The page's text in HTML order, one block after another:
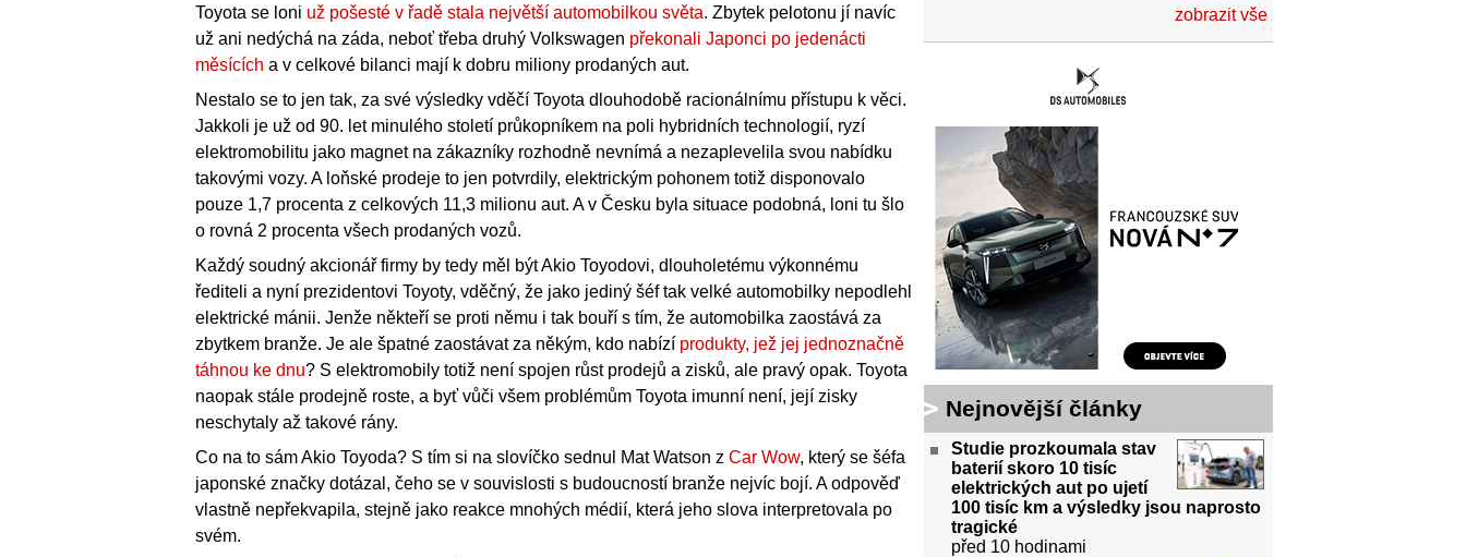
Toyota se loni už pošesté v řadě stala největší automobilkou světa. Zbytek pelotonu jí navíc
už ani nedýchá na záda, neboť třeba druhý Volkswagen překonali Japonci po jedenácti
měsících a v celkové bilanci mají k dobru miliony prodaných aut.
Nestalo se to jen tak, za své výsledky vděčí Toyota dlouhodobě racionálnímu přístupu k věci.
Jakkoli je už od 90. let minulého století průkopníkem na poli hybridních technologií, ryzí
elektromobilitu jako magnet na zákazníky rozhodně nevnímá a nezaplevelila svou nabídku
takovými vozy. A loňské prodeje to jen potvrdily, elektrickým pohonem totiž disponovalo
pouze 1,7 procenta z celkových 11,3 milionu aut. A v Česku byla situace podobná, loni tu šlo
o rovná 2 procenta všech prodaných vozů.
Každý soudný akcionář firmy by tedy měl být Akio Toyodovi, dlouholetému výkonnému
řediteli a nyní prezidentovi Toyoty, vděčný, že jako jediný šéf tak velké automobilky nepodlehl
elektrické mánii. Jenže někteří se proti němu i tak bouří s tím, že automobilka zaostává za
zbytkem branže. Je ale špatné zaostávat za někým, kdo nabízí produkty, jež jej jednoznačně
táhnou ke dnu? S elektromobily totiž není spojen růst prodejů a zisků, ale pravý opak. Toyota
naopak stále prodejně roste, a byť vůči všem problémům Toyota imunní není, její zisky
neschytaly až takové rány.
Co na to sám Akio Toyoda? S tím si na slovíčko sednul Mat Watson z Car Wow, který se šéfa
japonské značky dotázal, čeho se v souvislosti s budoucností branže nejvíc bojí. A odpověď
vlastně nepřekvapila, stejně jako reakce mnohých médií, která jeho slova interpretovala po
svém.
zobrazit vše
Nejnovější články
Studie prozkoumala stav
baterií skoro 10 tisíc
elektrických aut po ujetí
100 tisíc km a výsledky jsou naprosto
tragické
před 10 hodinami